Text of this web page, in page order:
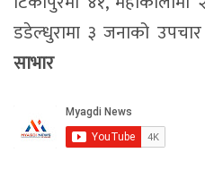
डडेल्धुरामा ३ जनाको
साभार